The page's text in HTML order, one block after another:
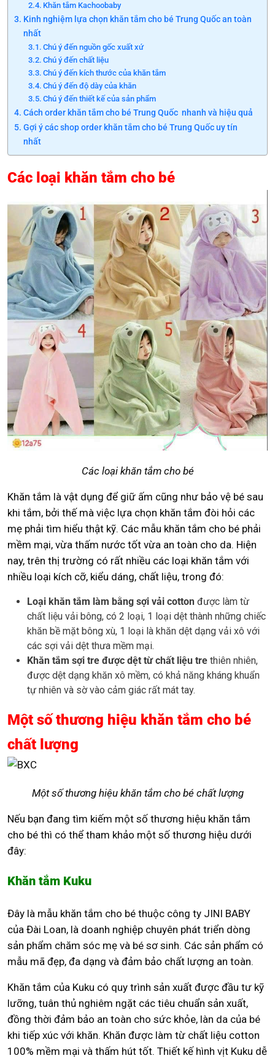
Khăn tắm Kachoobaby
Kinh nghiệm lựa chọn khăn tắm cho bé Trung Quốc an toàn
nhất
Chú ý đến nguồn gốc xuất xứ
Chú ý đến chất liệu
Chú ý đến kích thước của khăn tắm
Chú ý đến độ dày của khăn
Chú ý đến thiết kế của sản phẩm
Cách order khăn tắm cho bé Trung Quốc nhanh và hiệu quả
Gợi ý các shop order khăn tắm cho bé Trung Quốc uy tín
nhất
Các loại khăn tắm cho bé
Các loại khăn tắm cho bé
Khăn tắm là vật dụng để giữ ấm cũng như bảo vệ bé sau
khi tắm, bởi thế mà việc lựa chọn khăn tắm đòi hỏi các
mẹ phải tìm hiểu thật kỹ. Các mẫu khăn tắm cho bé phải
mềm mại, vừa thấm nước tốt vừa an toàn cho da. Hiện
nay, trên thị trường có rất nhiều các loại khăn tắm với
nhiều loại kích cỡ, kiểu dáng, chất liệu, trong đó:
Loại khăn tắm làm bằng sợi vải cotton được làm từ
chất liệu vải bông, có 2 loại, 1 loại dệt thành những chiếc
khăn bề mặt bông xù, 1 loại là khăn dệt dạng vải xô với
các sợi vải dệt thưa mềm mại.
Khăn tắm sợi tre được dệt từ chất liệu tre thiên nhiên,
được dệt dạng khăn xô mềm, có khả năng kháng khuẩn
tự nhiên và sờ vào cảm giác rất mát tay.
Một số thương hiệu khăn tắm cho bé
chất lượng
Một số thương hiệu khăn tắm cho bé chất lượng
Nếu bạn đang tìm kiếm một số thương hiệu khăn tắm
cho bé thì có thể tham khảo một số thương hiệu dưới
đây:
Khăn tắm Kuku
Đây là mẫu khăn tắm cho bé thuộc công ty JINI BABY
của Đài Loan, là doanh nghiệp chuyên phát triển dòng
sản phẩm chăm sóc mẹ và bé sơ sinh. Các sản phẩm có
mẫu mã đẹp, đa dạng và đảm bảo chất lượng an toàn.
Khăn tắm của Kuku có quy trình sản xuất được đầu tư kỹ
lưỡng, tuân thủ nghiêm ngặt các tiêu chuẩn sản xuất,
đồng thời đảm bảo an toàn cho sức khỏe, làn da của bé
khi tiếp xúc với khăn. Khăn được làm từ chất liệu cotton
100% mềm mại và thấm hút tốt. Thiết kế hình vịt Kuku dễ